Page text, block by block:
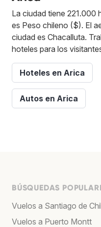
La ciudad tiene 221.000
es Peso chileno ($). El
ciudad es Chacalluta.
hoteles para los
Hoteles en Arica
Autos en Arica
BÚSQUEDAS
Vuelos a Santiago de
Vuelos a Puerto Montt